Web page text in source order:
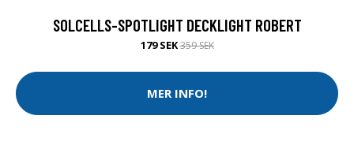
SOLCELLS-SPOTLIGHT DECKLIGHT ROBERT
179 SEK359 SEK
MER INFO!